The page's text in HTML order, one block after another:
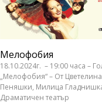
Мелофобия
18.10.2024г. – 19:00 часа –
„Мелофобия“ – От
Пеняшки, Милица
Драматичен театър